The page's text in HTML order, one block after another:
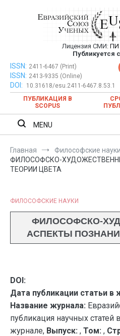
Евразийский
публикация
ежемесячном
Лицензия СМИ: ПИ
Публикуется
Евразийский Союз Ученых —
ежемесячном
ISSN: 2411-6467 (Print)
ISSN: 2413-9335 (Online)
DOI:
10.31618/esu.2411-6467.8.53.1
ПУБЛИКАЦИЯ В
SCOPUS
MENU
Главная
Философские науки
ФИЛОСОФСКО-
ТЕОРИИ ЦВЕТА
ФИЛОСОФСКИЕ НАУКИ
ФИЛОСОФСКО-
АСПЕКТЫ
DOI:
Дата публикации статьи в
Название журнала:
публикация научных
журнале, Выпуск: , Том: ,